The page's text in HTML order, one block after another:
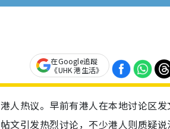
在Google追蹤
《UHK 港生活》
人热议。早前有港人在本地讨论区发
文引发热烈讨论，不少港人则质疑说